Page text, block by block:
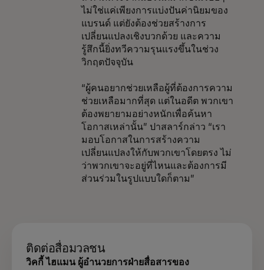
ไม่ใช่แค่เพียงการแบ่งปันค่านิยมของ
แบรนด์ แต่ยังต้องช่วยสร้างการ
เปลี่ยนแปลงเชิงบวกด้วย และความ
รู้สึกนี้ยิ่งทวีความรุนแรงขึ้นในช่วง
วิกฤตปัจจุบัน
“ผู้คนอยากช่วยเหลือผู้ที่ต้องการความ
ช่วยเหลือมากที่สุด แต่ในอดีต พวกเขา
ต้องพยายามอย่างหนักเพื่อค้นหา
โอกาสเหล่านั้น” ปาสลาร์กล่าว “เรา
มอบโอกาสในการสร้างความ
เปลี่ยนแปลงให้กับพวกเขาโดยตรง ไม่
ว่าพวกเขาจะอยู่ที่ไหนและต้องการมี
ส่วนร่วมในรูปแบบใดก็ตาม”
ติดต่อสื่อมวลชน
วิคกี้ ไฮแมน ผู้อำนวยการฝ่ายสื่อสารของ